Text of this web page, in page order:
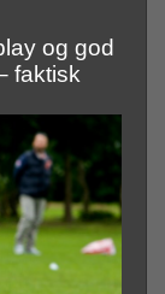
og god
faktisk